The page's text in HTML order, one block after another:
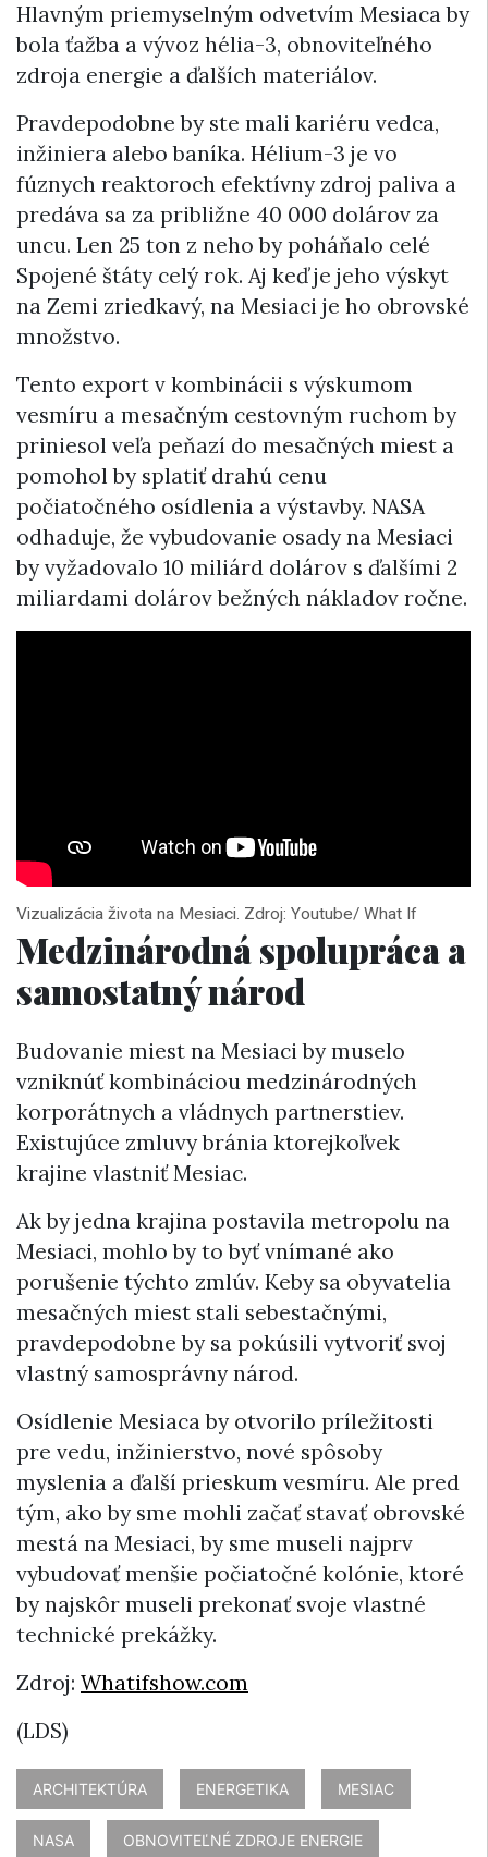
Hlavným priemyselným odvetvím Mesiaca by
bola ťažba a vývoz hélia-3, obnoviteľného
zdroja energie a ďalších materiálov.
Pravdepodobne by ste mali kariéru vedca,
inžiniera alebo baníka. Hélium-3 je vo
fúznych reaktoroch efektívny zdroj paliva a
predáva sa za približne 40 000 dolárov za
uncu. Len 25 ton z neho by poháňalo celé
Spojené štáty celý rok. Aj keď je jeho výskyt
na Zemi zriedkavý, na Mesiaci je ho obrovské
množstvo.
Tento export v kombinácii s výskumom
vesmíru a mesačným cestovným ruchom by
priniesol veľa peňazí do mesačných miest a
pomohol by splatiť drahú cenu
počiatočného osídlenia a výstavby. NASA
odhaduje, že vybudovanie osady na Mesiaci
by vyžadovalo 10 miliárd dolárov s ďalšími 2
miliardami dolárov bežných nákladov ročne.
Vizualizácia života na Mesiaci. Zdroj: Youtube/ What If
Medzinárodná spolupráca a
samostatný národ
Budovanie miest na Mesiaci by muselo
vzniknúť kombináciou medzinárodných
korporátnych a vládnych partnerstiev.
Existujúce zmluvy bránia ktorejkoľvek
krajine vlastniť Mesiac.
Ak by jedna krajina postavila metropolu na
Mesiaci, mohlo by to byť vnímané ako
porušenie týchto zmlúv. Keby sa obyvatelia
mesačných miest stali sebestačnými,
pravdepodobne by sa pokúsili vytvoriť svoj
vlastný samosprávny národ.
Osídlenie Mesiaca by otvorilo príležitosti
pre vedu, inžinierstvo, nové spôsoby
myslenia a ďalší prieskum vesmíru. Ale pred
tým, ako by sme mohli začať stavať obrovské
mestá na Mesiaci, by sme museli najprv
vybudovať menšie počiatočné kolónie, ktoré
by najskôr museli prekonať svoje vlastné
technické prekážky.
Zdroj: Whatifshow.com
(LDS)
ARCHITEKTÚRA ENERGETIKA MESIAC
NASA OBNOVITEĽNÉ ZDROJE ENERGIE